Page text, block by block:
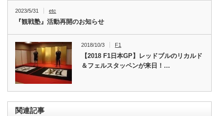
2023/5/31 etc
『観戦塾』活動再開のお知らせ
2018/10/3 F1
【2018 F1日本GP】レッドブルのリカルド
＆フェルスタッペンが来日！…
関連記事